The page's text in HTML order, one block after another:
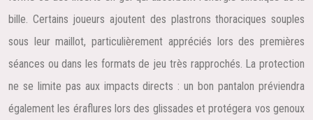
bille. Certains joueurs ajoutent des plastrons thoraciques souples
sous leur maillot, particulièrement appréciés lors des premières
séances ou dans les formats de jeu très rapprochés. La protection
ne se limite pas aux impacts directs : un bon pantalon préviendra
également les éraflures lors des glissades et protégera vos genoux